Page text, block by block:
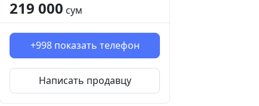
219 000 сум
+998 показать телефон
Написать продавцу